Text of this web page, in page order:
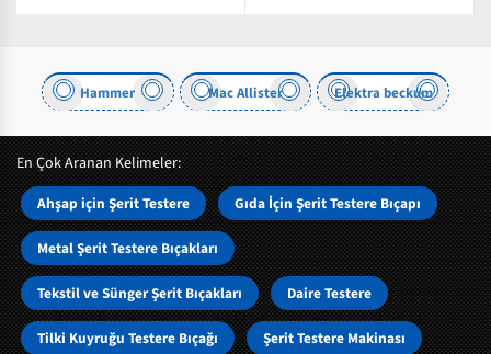
Hammer Mac Allister Elektra beckum
En Çok Aranan Kelimeler:
Ahşap için Şerit Testere Gıda İçin Şerit Testere Bıçapı
Metal Şerit Testere Bıçakları
Tekstil ve Sünger Şerit Bıçakları Daire Testere
Tilki Kuyruğu Testere Bıçağı Şerit Testere Makinası